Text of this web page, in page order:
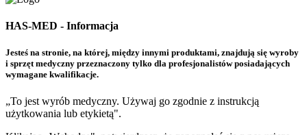
HAS-MED - Informacja
Jesteś na stronie, na której, między innymi produktami, znajdują się wyroby
i sprzęt medyczny przeznaczony tylko dla profesjonalistów posiadających
wymagane kwalifikacje.
„To jest wyrób medyczny. Używaj go zgodnie z instrukcją
użytkowania lub etykietą".